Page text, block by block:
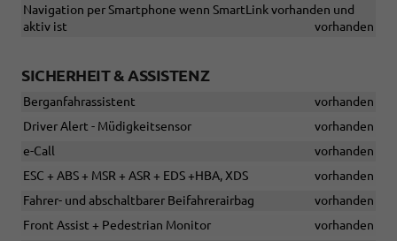
Navigation per Smartphone wenn SmartLink vorhanden und
aktiv ist
vorhanden
SICHERHEIT & ASSISTENZ
Berganfahrassistent
vorhanden
Driver Alert - Müdigkeitsensor
vorhanden
e-Call
vorhanden
ESC + ABS + MSR + ASR + EDS +HBA, XDS
vorhanden
Fahrer- und abschaltbarer Beifahrerairbag
vorhanden
Front Assist + Pedestrian Monitor
vorhanden